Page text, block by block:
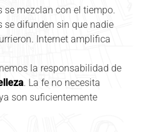
se mezclan con el tiempo.
se difunden sin que nadie
Internet amplifica
la responsabilidad de
. La fe no necesita
son suficientemente